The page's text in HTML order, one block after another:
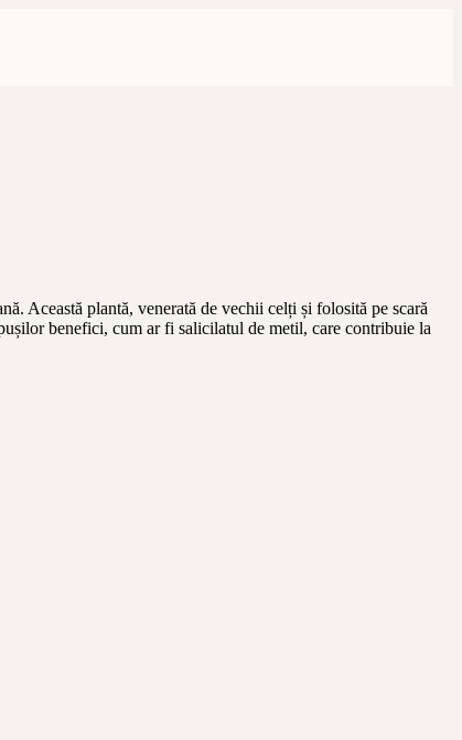
Această plantă, venerată de vechii celți și folosită pe scară
benefici, cum ar fi salicilatul de metil, care contribuie la